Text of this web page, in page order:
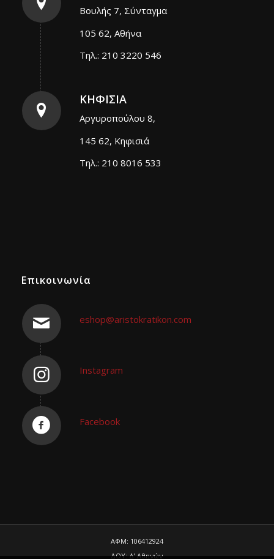
Βουλής 7, Σύνταγμα
105 62, Αθήνα
Τηλ.: 210 3220 546
ΚΗΦΙΣΙΑ
Αργυροπούλου 8,
145 62, Κηφισιά
Τηλ.: 210 8016 533
Επικοινωνία
eshop@aristokratikon.com
Instagram
Facebook
ΑΦΜ: 106412924
ΔΟΥ: Δ’ Αθηνών